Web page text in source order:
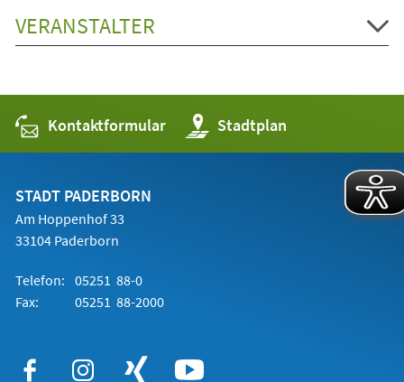
VERANSTALTER
Kontaktformular Stadtplan
(Öffnet
in
einem
STADT PADERBORN
Am Hoppenhof 33
33104 Paderborn
Telefon: 05251 88-0
Fax:
05251 88-2000